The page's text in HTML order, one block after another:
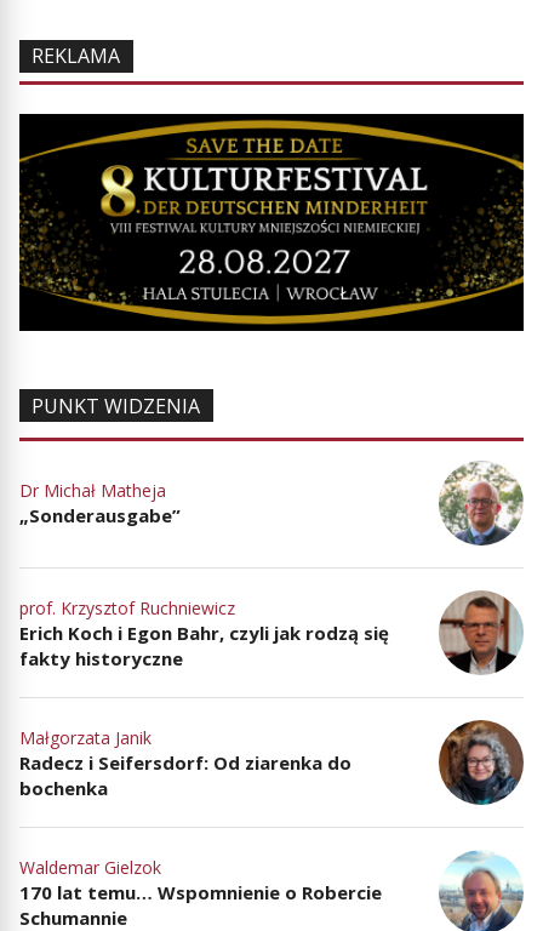
REKLAMA
PUNKT WIDZENIA
Dr Michał Matheja
„Sonderausgabe”
prof. Krzysztof Ruchniewicz
Erich Koch i Egon Bahr, czyli jak rodzą się
fakty historyczne
Małgorzata Janik
Radecz i Seifersdorf: Od ziarenka do
bochenka
Waldemar Gielzok
170 lat temu… Wspomnienie o Robercie
Schumannie